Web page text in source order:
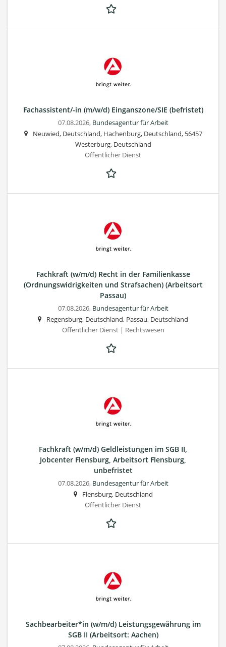
Fachassistent/-in (m/w/d) Einganszone/SIE (befristet)
07.08.2026, Bundesagentur für Arbeit
Neuwied, Deutschland, Hachenburg, Deutschland, 56457
Westerburg, Deutschland
Öffentlicher Dienst
Fachkraft (w/m/d) Recht in der Familienkasse
(Ordnungswidrigkeiten und Strafsachen) (Arbeitsort
Passau)
07.08.2026, Bundesagentur für Arbeit
Regensburg, Deutschland, Passau, Deutschland
Öffentlicher Dienst | Rechtswesen
Fachkraft (w/m/d) Geldleistungen im SGB II,
Jobcenter Flensburg, Arbeitsort Flensburg,
unbefristet
07.08.2026, Bundesagentur für Arbeit
Flensburg, Deutschland
Öffentlicher Dienst
Sachbearbeiter*in (w/m/d) Leistungsgewährung im
SGB II (Arbeitsort: Aachen)